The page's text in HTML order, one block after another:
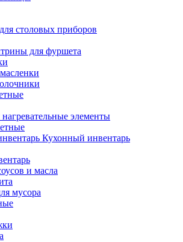
столовых приборов
для фуршета
элементы
Кухонный инвентарь
и масла
мусора